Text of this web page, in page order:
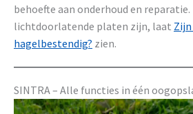
behoefte aan onderhoud en
lichtdoorlatende platen zijn, laat
hagelbestendig? zien.
SINTRA – Alle functies in één